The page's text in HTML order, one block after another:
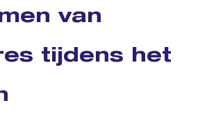
van
tijdens het